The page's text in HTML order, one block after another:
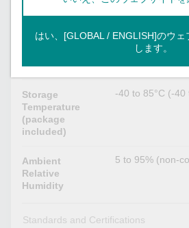
Temperature
0 to 60°C (32 to
Storage
Temperature
(package
included)
-40 to 85°C (-40
Ambient
Relative
Humidity
5 to 95% (non-
Standards and Certifications
はい、[GLOBAL / ENGLISH]のウェ
します。